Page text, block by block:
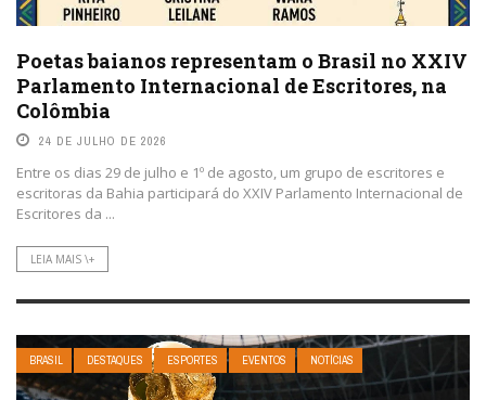
Poetas baianos representam o Brasil no XXIV
Parlamento Internacional de Escritores, na
Colômbia
24 DE JULHO DE 2026
Entre os dias 29 de julho e 1º de agosto, um grupo de escritores e
escritoras da Bahia participará do XXIV Parlamento Internacional de
Escritores da ...
LEIA MAIS \+
BRASIL DESTAQUES ESPORTES EVENTOS NOTÍCIAS